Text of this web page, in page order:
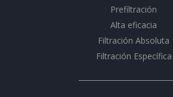
Prefiltración
Alta eficacia
Filtración Absoluta
Filtración Específica